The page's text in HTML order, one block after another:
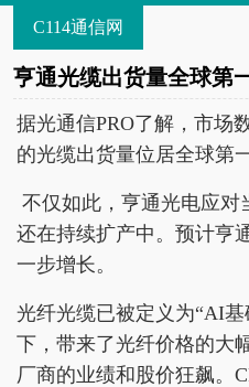
C114通信网
亨通光缆出货量全球第
据光通信PRO了解，市场
的光缆出货量位居全球第一
不仅如此，亨通光电应对
还在持续扩产中。预计亨
一步增长。
光纤光缆已被定义为“AI
下，带来了光纤价格的大
厂商的业绩和股价狂飙。